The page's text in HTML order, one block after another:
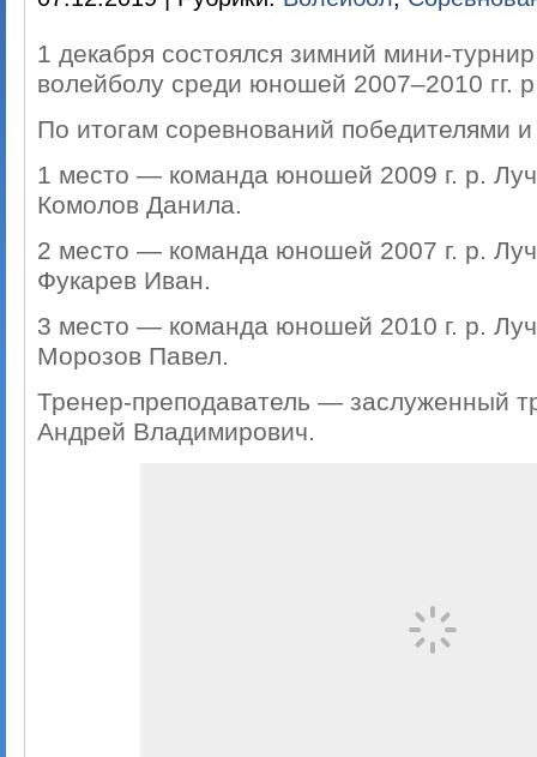
1 декабря состоялся зимний мини-
волейболу среди юношей 2007–2010 гг.
По итогам соревнований победителями
1 место — команда юношей 2009 г. р.
Комолов Данила.
2 место — команда юношей 2007 г. р.
Фукарев Иван.
3 место — команда юношей 2010 г. р.
Морозов Павел.
Тренер-преподаватель — заслуженный
Андрей Владимирович.